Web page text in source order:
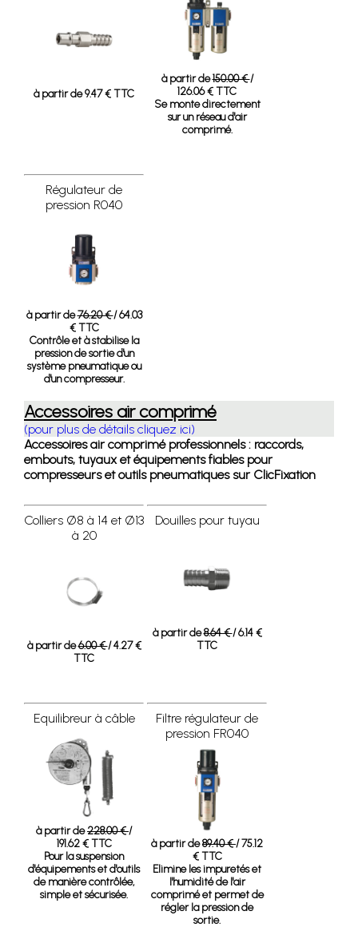
à partir de 9.47 € TTC
à partir de150.00 €/
126.06 € TTC
Se monte directement
sur un réseau d'air
comprimé.
Régulateur de
pression R040
à partir de76.20 €/ 64.03
€ TTC
Contrôle et à stabilise la
pression de sortie d'un
système pneumatique ou
d'un compresseur.
Accessoires air comprimé
(pour plus de détails cliquez ici)
Accessoires air comprimé professionnels : raccords,
embouts, tuyaux et équipements fiables pour
compresseurs et outils pneumatiques sur ClicFixation
Colliers Ø8 à 14 et Ø13
à 20
à partir de6.00 €/ 4.27 €
TTC
Douilles pour tuyau
à partir de8.64 €/ 6.14 €
TTC
Equilibreur à câble
à partir de228.00 €/
191.62 € TTC
Pour la suspension
d'équipements et d'outils
de manière contrôlée,
simple et sécurisée.
Filtre régulateur de
pression FR040
à partir de89.40 €/ 75.12
€ TTC
Elimine les impuretés et
l'humidité de l'air
comprimé et permet de
régler la pression de
sortie.